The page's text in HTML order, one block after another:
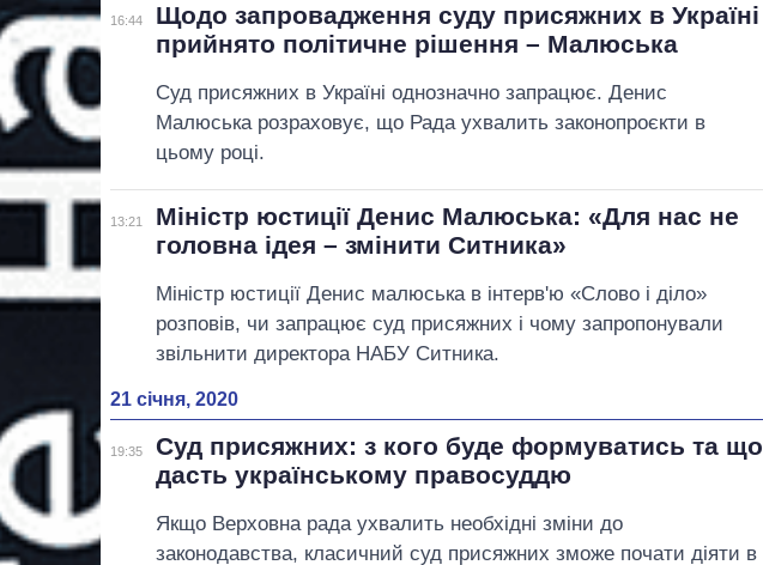
16:44
Щодо запровадження суду присяжних в Україні
прийнято політичне рішення – Малюська
Суд присяжних в Україні однозначно запрацює. Денис
Малюська розраховує, що Рада ухвалить законопроєкти в
цьому році.
13:21
Міністр юстиції Денис Малюська: «Для нас не
головна ідея – змінити Ситника»
Міністр юстиції Денис малюська в інтерв'ю «Слово і діло»
розповів, чи запрацює суд присяжних і чому запропонували
звільнити директора НАБУ Ситника.
21 січня, 2020
19:35
Суд присяжних: з кого буде формуватись та що
дасть українському правосуддю
Якщо Верховна рада ухвалить необхідні зміни до
законодавства, класичний суд присяжних зможе почати діяти в